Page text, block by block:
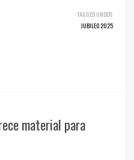
TAGGED UNDER:
JUBILEO 2025
material para